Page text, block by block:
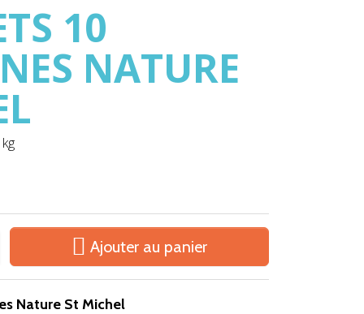
10
NATURE
 Ajouter au panier
Nature St Michel